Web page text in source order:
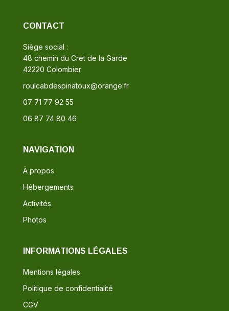
CONTACT
Siège social :
48 chemin du Cret de la Garde
42220 Colombier
roulcabdespinatoux@orange.fr
07 71 77 92 55
06 87 74 80 46
NAVIGATION
À propos
Hébergements
Activités
Photos
INFORMATIONS LÉGALES
Mentions légales
Politique de confidentialité
CGV